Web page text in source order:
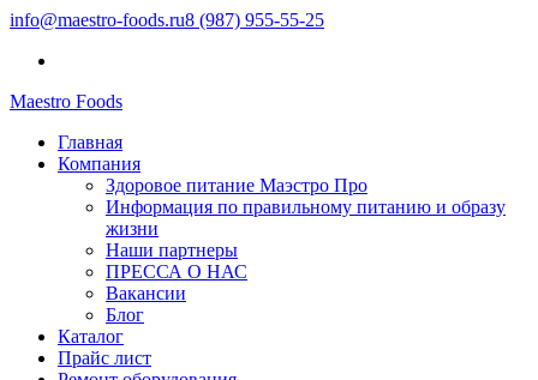
info@maestro-foods.ru8 (987) 955-55-25
Maestro Foods
Компания Маэстро
Симфония вкуса
Главная
Компания
Здоровое питание Маэстро Про
Информация по правильному питанию и образу
жизни
Наши партнеры
ПРЕССА О НАС
Вакансии
Блог
Каталог
Прайс лист